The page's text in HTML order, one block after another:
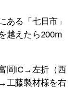
ある「七日市」
越えたら200m
岡IC→左折（西
工藤製材様を右